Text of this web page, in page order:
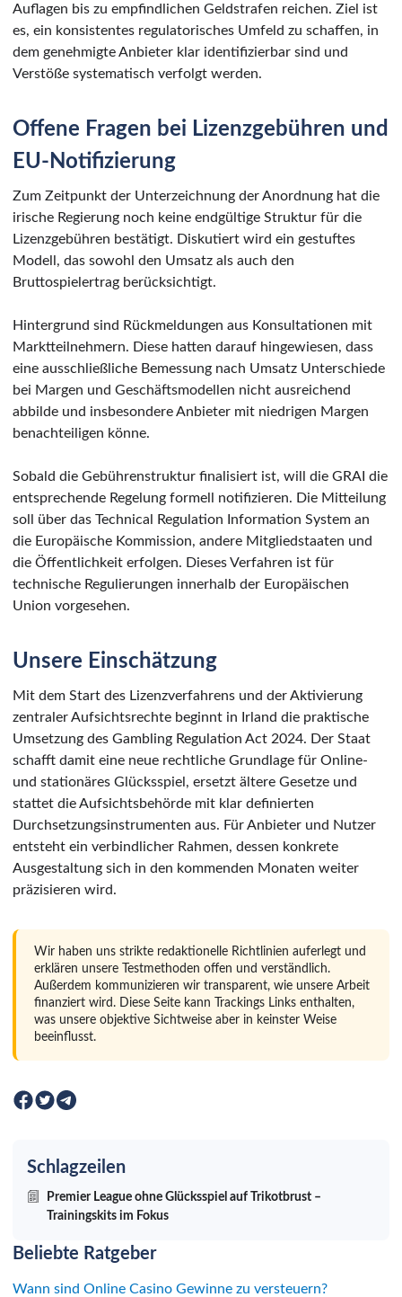
Auflagen bis zu empfindlichen Geldstrafen reichen. Ziel ist
es, ein konsistentes regulatorisches Umfeld zu schaffen, in
dem genehmigte Anbieter klar identifizierbar sind und
Verstöße systematisch verfolgt werden.
Offene Fragen bei Lizenzgebühren und
EU-Notifizierung
Zum Zeitpunkt der Unterzeichnung der Anordnung hat die
irische Regierung noch keine endgültige Struktur für die
Lizenzgebühren bestätigt. Diskutiert wird ein gestuftes
Modell, das sowohl den Umsatz als auch den
Bruttospielertrag berücksichtigt.
Hintergrund sind Rückmeldungen aus Konsultationen mit
Marktteilnehmern. Diese hatten darauf hingewiesen, dass
eine ausschließliche Bemessung nach Umsatz Unterschiede
bei Margen und Geschäftsmodellen nicht ausreichend
abbilde und insbesondere Anbieter mit niedrigen Margen
benachteiligen könne.
Sobald die Gebührenstruktur finalisiert ist, will die GRAI die
entsprechende Regelung formell notifizieren. Die Mitteilung
soll über das Technical Regulation Information System an
die Europäische Kommission, andere Mitgliedstaaten und
die Öffentlichkeit erfolgen. Dieses Verfahren ist für
technische Regulierungen innerhalb der Europäischen
Union vorgesehen.
Unsere Einschätzung
Mit dem Start des Lizenzverfahrens und der Aktivierung
zentraler Aufsichtsrechte beginnt in Irland die praktische
Umsetzung des Gambling Regulation Act 2024. Der Staat
schafft damit eine neue rechtliche Grundlage für Online-
und stationäres Glücksspiel, ersetzt ältere Gesetze und
stattet die Aufsichtsbehörde mit klar definierten
Durchsetzungsinstrumenten aus. Für Anbieter und Nutzer
entsteht ein verbindlicher Rahmen, dessen konkrete
Ausgestaltung sich in den kommenden Monaten weiter
präzisieren wird.
Wir haben uns strikte redaktionelle Richtlinien auferlegt und
erklären unsere Testmethoden offen und verständlich.
Außerdem kommunizieren wir transparent, wie unsere Arbeit
finanziert wird. Diese Seite kann Trackings Links enthalten,
was unsere objektive Sichtweise aber in keinster Weise
beeinflusst.
Schlagzeilen
Premier League ohne Glücksspiel auf Trikotbrust –
Trainingskits im Fokus
Beliebte Ratgeber
Wann sind Online Casino Gewinne zu versteuern?